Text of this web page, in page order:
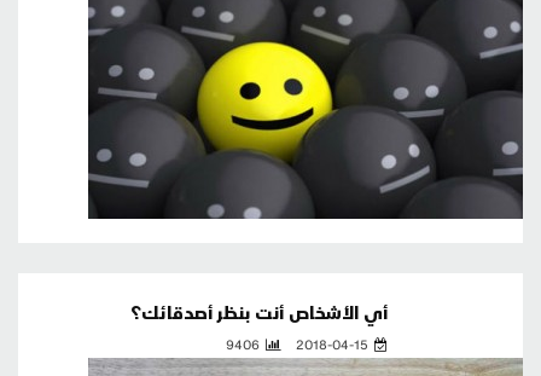
أي الأشخاص أنت بنظر أصدقائك؟
2018-04-15
9406